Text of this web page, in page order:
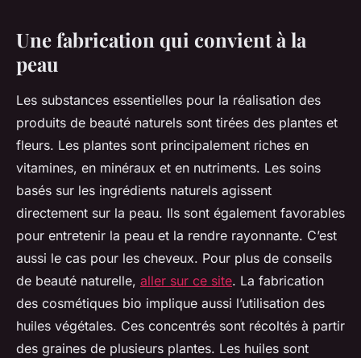
Une fabrication qui convient à la
peau
Les substances essentielles pour la réalisation des
produits de beauté naturels sont tirées des plantes et
fleurs. Les plantes sont principalement riches en
vitamines, en minéraux et en nutriments. Les soins
basés sur les ingrédients naturels agissent
directement sur la peau. Ils sont également favorables
pour entretenir la peau et la rendre rayonnante. C’est
aussi le cas pour les cheveux. Pour plus de conseils
de beauté naturelle, aller sur ce site. La fabrication
des cosmétiques bio implique aussi l’utilisation des
huiles végétales. Ces concentrés sont récoltés à partir
des graines de plusieurs plantes. Les huiles sont